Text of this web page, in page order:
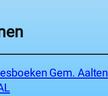
Gem. Aalten